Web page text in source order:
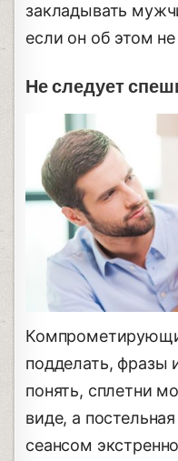
закладывать
если он об этом
Не следует
подделать, фразы
понять, сплетни
виде, а
сеансом